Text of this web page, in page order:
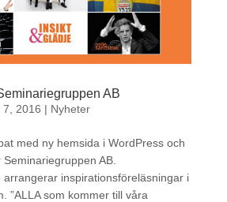
AB
7, 2016 | Nyheter
med ny hemsida i WordPress och
AB.
arrangerar inspirationsföreläsningar i
”ALLA som kommer till våra